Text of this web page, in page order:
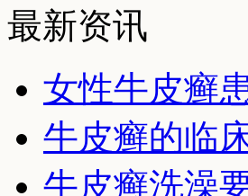
最新资讯
女性牛皮癣
牛皮癣的临
牛皮癣洗澡